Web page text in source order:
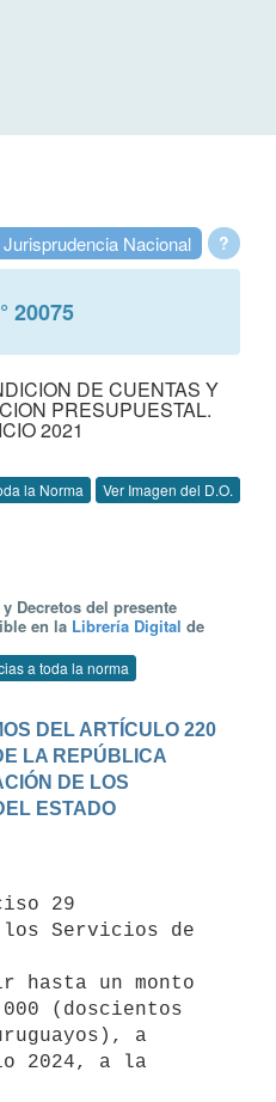
?
Nacional
20075
DE CUENTAS Y
PRESUPUESTAL.
2021
la Norma Ver Imagen del D.O.
Decretos del presente
en la Librería Digital de
a toda la norma
DEL ARTÍCULO 220
LA REPÚBLICA
DE LOS
ESTADO
Servicios de
hasta un monto
(doscientos
a
2024, a la